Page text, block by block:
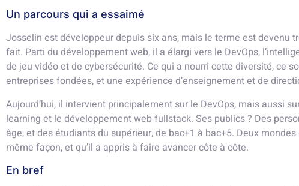
Un parcours qui a essaimé
Josselin est développeur depuis six ans, mais le terme est devenu
fait. Parti du développement web, il a élargi vers le DevOps,
de jeu vidéo et de cybersécurité. Ce qui a nourri cette diversité, ce
entreprises fondées, et une expérience d’enseignement et de
Aujourd’hui, il intervient principalement sur le DevOps, mais aussi
learning et le développement web fullstack. Ses publics ? Des
âge, et des étudiants du supérieur, de bac+1 à bac+5. Deux mondes
même façon, et qu’il a appris à faire avancer côte à côte.
En bref